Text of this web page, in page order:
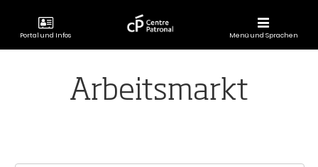
Portal und Infos
CENTRE
Menü und Sprachen
Arbeitsmarkt